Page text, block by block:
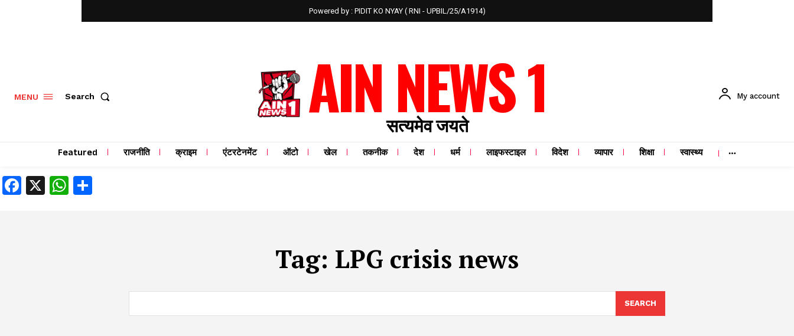
Powered by : PIDIT KO NYAY ( RNI - UPBIL/25/A1914)
MENU Search AIN NEWS 1
सत्यमेव जयते
My account
Featured राजनीति क्राइम एंटरटेनमेंट ऑटो खेल तकनीक देश धर्म लाइफस्टाइल विदेश व्यापार शिक्षा स्वास्थ्य
Facebook
X WhatsApp
Tag: LPG crisis news
SEARCH